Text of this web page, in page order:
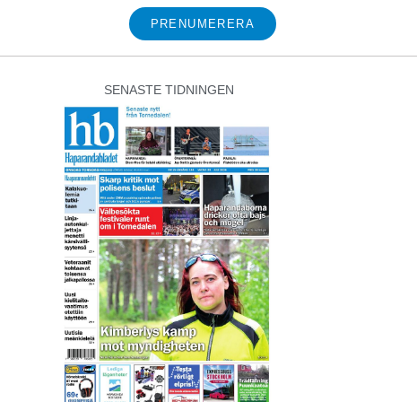
PRENUMERERA
SENASTE TIDNINGEN